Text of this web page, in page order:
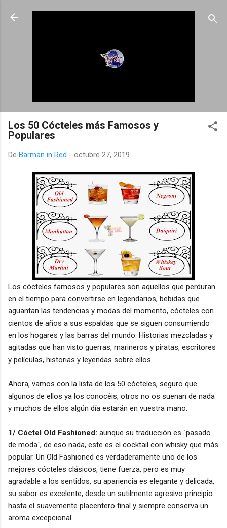
Ir al contenido principal
Los 50 Cócteles más Famosos y
Populares
De Barman in Red - octubre 27, 2019
Los cócteles famosos y populares son aquellos que perduran
en el tiempo para convertirse en legendarios, bebidas que
aguantan las tendencias y modas del momento, cócteles con
cientos de años a sus espaldas que se siguen consumiendo
en los hogares y las barras del mundo. Historias mezcladas y
agitadas que han visto guerras, marineros y piratas, escritores
y películas, historias y leyendas sobre ellos.
Ahora, vamos con la lista de los 50 cócteles, seguro que
algunos de ellos ya los conocéis, otros no os suenan de nada
y muchos de ellos algún día estarán en vuestra mano.
1/ Cóctel Old Fashioned: aunque su traducción es ´pasado
de moda`, de eso nada, este es el cocktail con whisky que más
popular. Un Old Fashioned es verdaderamente uno de los
mejores cócteles clásicos, tiene fuerza, pero es muy
agradable a los sentidos, su apariencia es elegante y delicada,
su sabor es excelente, desde un sutilmente agresivo principio
hasta el suavemente placentero final y siempre conserva un
aroma excepcional.